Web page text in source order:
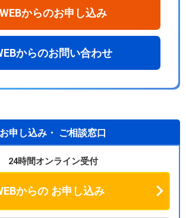
WEBからのお申し込み
からのお問い合わせ
お申し込み・ ご相談窓口
24時間オンライン受付
からのお申し込み